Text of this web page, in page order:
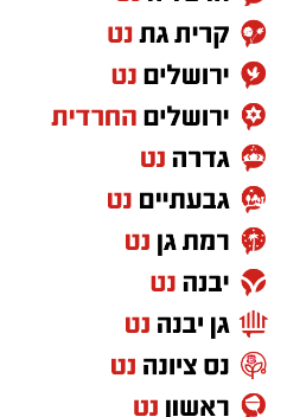
עוד בנושא:
נחשף: מוסד הסתה
המערבי
ברגע האחרון: המהלך
הפלסטיני באתר ההיסטורי
אקס טריטוריה: בית ספר
צפו בעימות עם המנהל
משטרת ישראל עצרה את
ופתחה בחקירה, במקביל
הכנסת שקיבל את האיומים.